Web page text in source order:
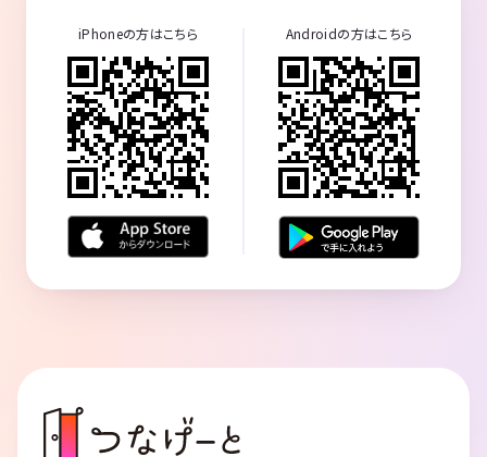
iPhoneの方はこちら Androidの方はこちら